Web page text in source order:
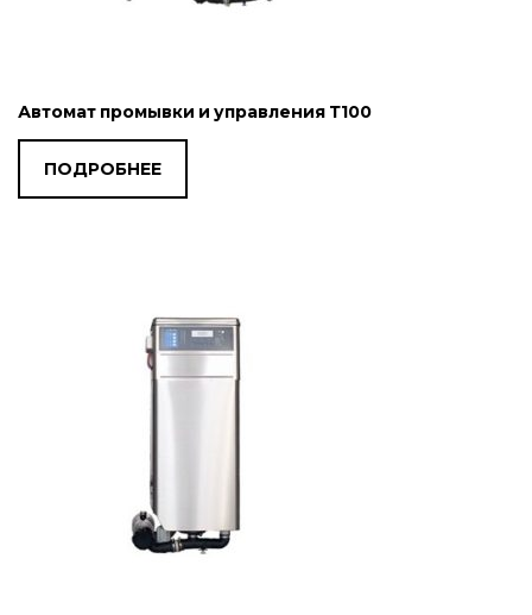
Автомат промывки и управления Т100
ПОДРОБНЕЕ